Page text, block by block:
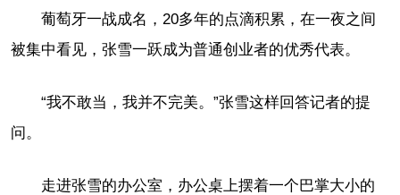
葡萄牙一战成名，20多年的点滴积累，在一夜之间
被集中看见，张雪一跃成为普通创业者的优秀代表。
“我不敢当，我并不完美。”张雪这样回答记者的提
问。
走进张雪的办公室，办公桌上摆着一个巴掌大小的